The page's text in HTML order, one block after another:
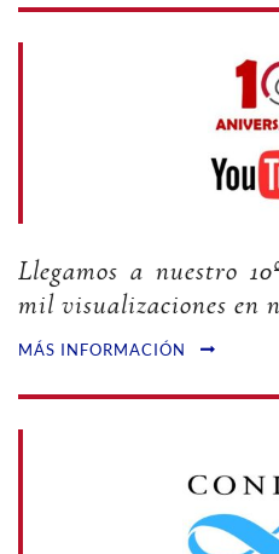
Llegamos a nuestro
mil visualizaciones en
MÁS INFORMACIÓN